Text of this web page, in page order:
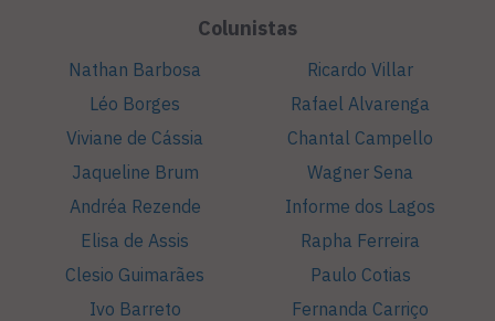
Colunistas
Nathan Barbosa
Léo Borges
Viviane de Cássia
Jaqueline Brum
Andréa Rezende
Elisa de Assis
Clesio Guimarães
Ivo Barreto
Ricardo Villar
Rafael Alvarenga
Chantal Campello
Wagner Sena
Informe dos Lagos
Rapha Ferreira
Paulo Cotias
Fernanda Carriço